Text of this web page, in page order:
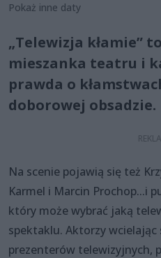
Pokaż inne daty
„Telewizja kłamie”
mieszanka teatru i
prawda o
doborowej obsadzie.
Na scenie pojawią się też
Karmel i Marcin Prochop...i
który może wybrać jaką
spektaklu. Aktorzy wcielając
prezenterów telewizyjnych,